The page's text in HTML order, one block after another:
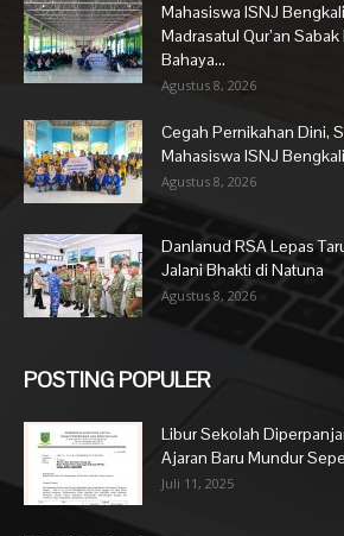
Mahasiswa ISNJ
Madrasatul Qur’an
Bahaya...
Agustus 8, 2026
Cegah Pernikahan Dini,
Mahasiswa ISNJ
Agustus 8, 2026
Danlanud RSA Lepas
Jalani Bhakti di Natuna
Agustus 8, 2026
POSTING POPULER
Libur Sekolah
Ajaran Baru Mundur
Juli 11, 2025